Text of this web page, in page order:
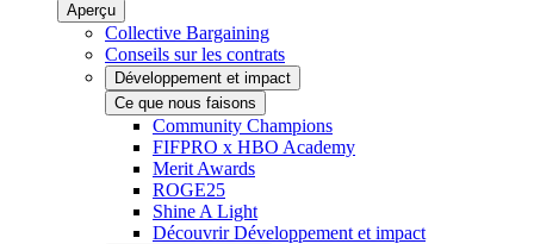
Aperçu
Collective Bargaining
Conseils sur les contrats
Développement et impact
Ce que nous faisons
Community Champions
FIFPRO x HBO Academy
Merit Awards
ROGE25
Shine A Light
Découvrir Développement et impact